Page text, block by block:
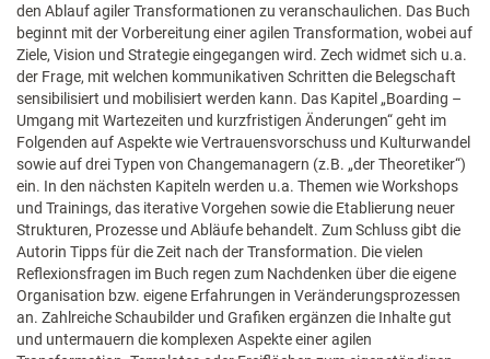
den Ablauf agiler Transformationen zu veranschaulichen. Das Buch
beginnt mit der Vorbereitung einer agilen Transformation, wobei auf
Ziele, Vision und Strategie eingegangen wird. Zech widmet sich u.a.
der Frage, mit welchen kommunikativen Schritten die Belegschaft
sensibilisiert und mobilisiert werden kann. Das Kapitel „Boarding –
Umgang mit Wartezeiten und kurzfristigen Änderungen“ geht im
Folgenden auf Aspekte wie Vertrauensvorschuss und Kulturwandel
sowie auf drei Typen von Changemanagern (z.B. „der Theoretiker“)
ein. In den nächsten Kapiteln werden u.a. Themen wie Workshops
und Trainings, das iterative Vorgehen sowie die Etablierung neuer
Strukturen, Prozesse und Abläufe behandelt. Zum Schluss gibt die
Autorin Tipps für die Zeit nach der Transformation. Die vielen
Reflexionsfragen im Buch regen zum Nachdenken über die eigene
Organisation bzw. eigene Erfahrungen in Veränderungsprozessen
an. Zahlreiche Schaubilder und Grafiken ergänzen die Inhalte gut
und untermauern die komplexen Aspekte einer agilen